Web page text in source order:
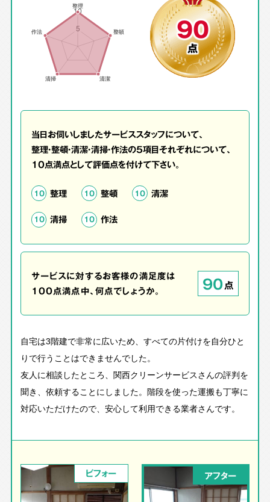
90
点
当日お伺いしましたサービススタッフについて、
整理・整頓・清潔・清掃・作法の5項目それぞれについて、
10点満点として評価点を付けて下さい。
10 整理 10 整頓 10 清潔
10 清掃 10 作法
サービスに対するお客様の満足度は
100点満点中、何点でしょうか。
90点
自宅は3階建で非常に広いため、すべての片付けを自分ひと
りで行うことはできませんでした。
友人に相談したところ、関西クリーンサービスさんの評判を
聞き、依頼することにしました。階段を使った運搬も丁寧に
対応いただけたので、安心して利用できる業者さんです。
ビフォー アフター